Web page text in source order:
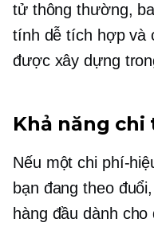
tử thông thường,
tính dễ tích hợp và
được xây dựng
Khả năng chi
Nếu mộtchi phí-
bạn đang theo
hàng đầu dành